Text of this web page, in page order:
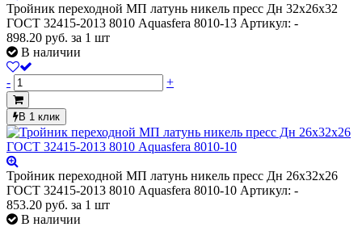
Тройник переходной МП латунь никель пресс Дн 32х26х32
ГОСТ 32415-2013 8010 Aquasfera 8010-13 Артикул: -
898.20 руб. за 1 шт
В наличии
- +
В 1 клик
Тройник переходной МП латунь никель пресс Дн 26х32х26
ГОСТ 32415-2013 8010 Aquasfera 8010-10 Артикул: -
853.20 руб. за 1 шт
В наличии